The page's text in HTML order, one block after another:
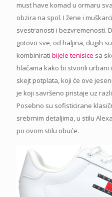
must have komad u ormaru
obzira na spol. I žene i
svestranosti i bezvremenosti.
gotovo sve, od haljina, dugih
kombinirati bijele tenisice sa
hlačama kako bi stvorili urbani
skejt potplata, koji će ove
je koji savršeno pristaje uz
Posebno su sofisticirane
srebrnim detaljima, u stilu
po ovom stilu obuće.